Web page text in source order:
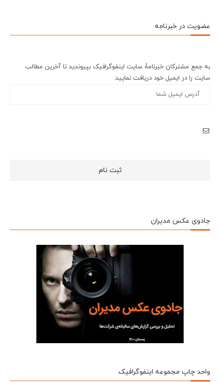
عضویت در خبرنامه
به جمع مشترکان خبرنامۀ سایت اینفوگرافیک بپیوندید تا آخرین مطالب
سایت را در ایمیل خود دریافت نمایید.
جادوی عکس مدیران
واحد چاپ مجموعه اینفوگرافیک